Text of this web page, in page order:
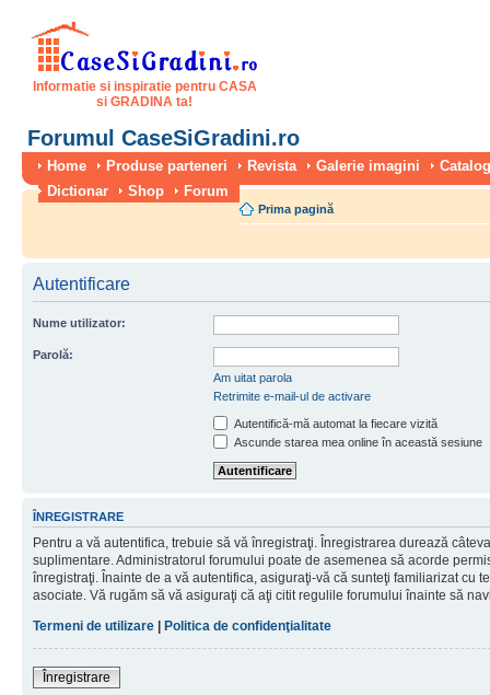
Informatie si inspiratie pentru CASA
si GRADINA ta!
Forumul CaseSiGradini.ro
Home Produse parteneri Revista Galerie imagini
Dictionar
Shop Forum
Prima pagină
Autentificare
Nume utilizator:
Parolă:
Am uitat parola
Retrimite e-mail-ul de activare
Autentifică-mă automat la fiecare vizită
Ascunde starea mea online în această sesiune
ÎNREGISTRARE
Pentru a vă autentifica, trebuie să vă înregistraţi. Înregistrarea durează
suplimentare. Administratorul forumului poate de asemenea să acorde
înregistraţi. Înainte de a vă autentifica, asiguraţi-vă că sunteţi familiarizat cu
asociate. Vă rugăm să vă asiguraţi că aţi citit regulile forumului înainte să
Termeni de utilizare | Politica de confidenţialitate
Înregistrare